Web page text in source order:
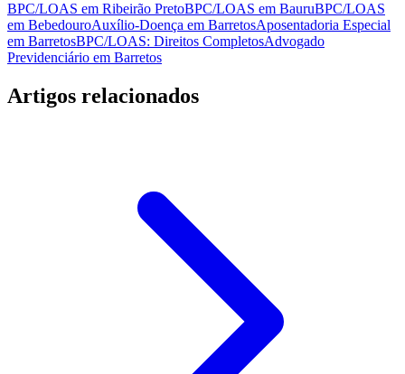
BPC/LOAS em Ribeirão PretoBPC/LOAS em BauruBPC/LOAS
em BebedouroAuxílio-Doença em BarretosAposentadoria Especial
em BarretosBPC/LOAS: Direitos CompletosAdvogado
Previdenciário em Barretos
Artigos relacionados